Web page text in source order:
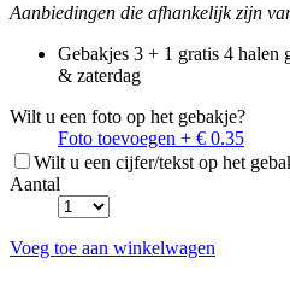
Aanbiedingen die afhankelijk zijn
Gebakjes 3 + 1 gratis 4 halen
& zaterdag
Wilt u een foto op het gebakje?
Foto toevoegen + € 0.35
Wilt u een cijfer/tekst op het
Aantal
Voeg toe aan winkelwagen